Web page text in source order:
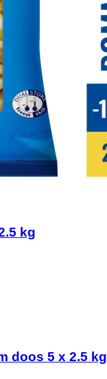
kg
doos 5 x 2.5 kg